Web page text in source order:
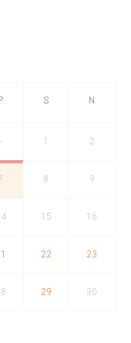
- 1 2
8 9
15 16
22 23
29 30